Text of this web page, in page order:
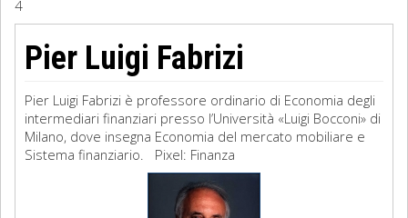
Filosofia
Storia
Matematica
4
Pier Luigi Fabrizi
Pier Luigi Fabrizi è professore ordinario di Economia degli
intermediari finanziari presso l’Università «Luigi Bocconi» di
Milano, dove insegna Economia del mercato mobiliare e
Sistema finanziario. Pixel: Finanza